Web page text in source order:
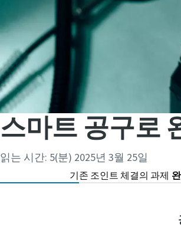
스마트 공구로
읽는 시간: 5(분) 2025년 3월 25일
기존 조인트 체결의 과제